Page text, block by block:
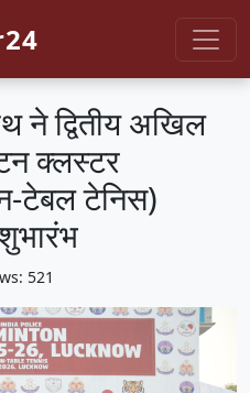
ने द्वितीय अखिल
क्लस्टर
टेबल टेनिस)
521